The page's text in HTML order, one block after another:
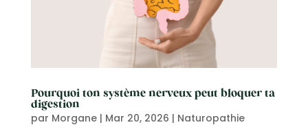
Pourquoi ton système nerveux peut bloquer ta
digestion
par Morgane| Mar 20, 2026 | Naturopathie